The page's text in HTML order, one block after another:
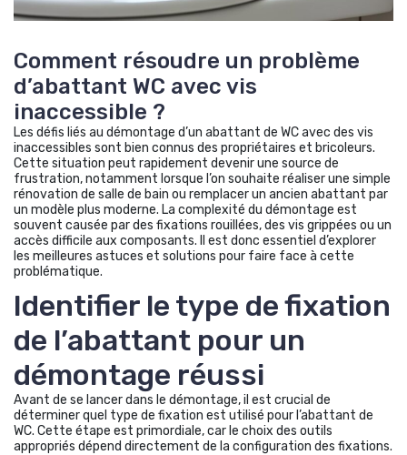
Comment résoudre un problème
d’abattant WC avec vis
inaccessible ?
Les défis liés au démontage d’un abattant de WC avec des vis
inaccessibles sont bien connus des propriétaires et bricoleurs.
Cette situation peut rapidement devenir une source de
frustration, notamment lorsque l’on souhaite réaliser une simple
rénovation de salle de bain ou remplacer un ancien abattant par
un modèle plus moderne. La complexité du démontage est
souvent causée par des fixations rouillées, des vis grippées ou un
accès difficile aux composants. Il est donc essentiel d’explorer
les meilleures astuces et solutions pour faire face à cette
problématique.
Identifier le type de fixation
de l’abattant pour un
démontage réussi
Avant de se lancer dans le démontage, il est crucial de
déterminer quel type de fixation est utilisé pour l’abattant de
WC. Cette étape est primordiale, car le choix des outils
appropriés dépend directement de la configuration des fixations.